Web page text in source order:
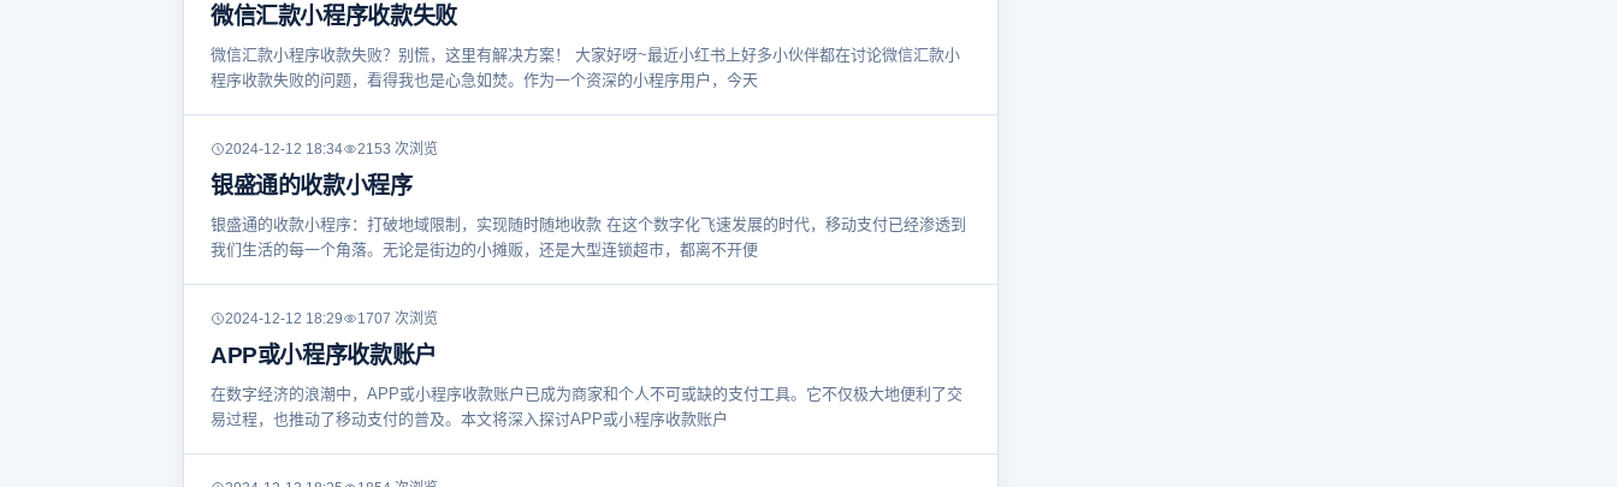
微信汇款小程序收款失败
微信汇款小程序收款失败？别慌，这里有解决方案！ 大家好呀~最近小红书上好多小伙伴都在讨论微信汇款小
程序收款失败的问题，看得我也是心急如焚。作为一个资深的小程序用户，今天
2024-12-12 18:34 2153 次浏览
银盛通的收款小程序
银盛通的收款小程序：打破地域限制，实现随时随地收款 在这个数字化飞速发展的时代，移动支付已经渗透到
我们生活的每一个角落。无论是街边的小摊贩，还是大型连锁超市，都离不开便
2024-12-12 18:29 1707 次浏览
APP或小程序收款账户
在数字经济的浪潮中，APP或小程序收款账户已成为商家和个人不可或缺的支付工具。它不仅极大地便利了交
易过程，也推动了移动支付的普及。本文将深入探讨APP或小程序收款账户